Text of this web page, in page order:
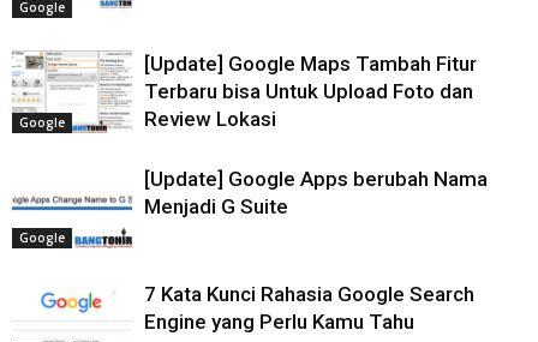
Google
Google
[Update] Google Maps Tambah Fitur
Terbaru bisa Untuk Upload Foto dan
Review Lokasi
Google
[Update] Google Apps berubah Nama
Menjadi G Suite
7 Kata Kunci Rahasia Google Search
Engine yang Perlu Kamu Tahu